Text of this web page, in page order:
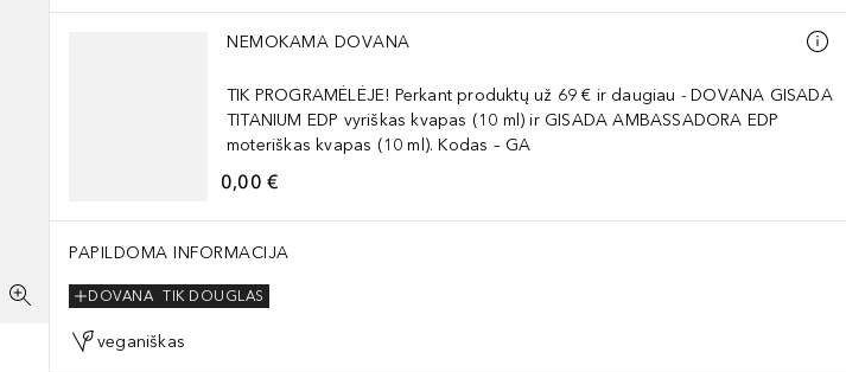
Praleisti slankiklį
NEMOKAMA DOVANA
TIK PROGRAMĖLĖJE! Perkant produktų už 69 € ir daugiau - DOVANA GISADA
TITANIUM EDP vyriškas kvapas (10 ml) ir GISADA AMBASSADORA EDP
moteriškas kvapas (10 ml). Kodas – GA
0,00 €
PAPILDOMA INFORMACIJA
TIK DOUGLAS
DOVANA
veganiškas